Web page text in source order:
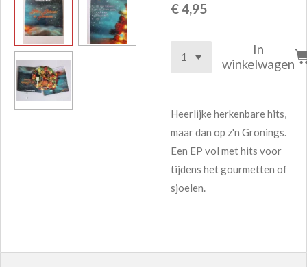
€ 4,95
In
winkelwagen
Heerlijke herkenbare hits,
maar dan op z'n Gronings.
Een EP vol met hits voor
tijdens het gourmetten of
sjoelen.